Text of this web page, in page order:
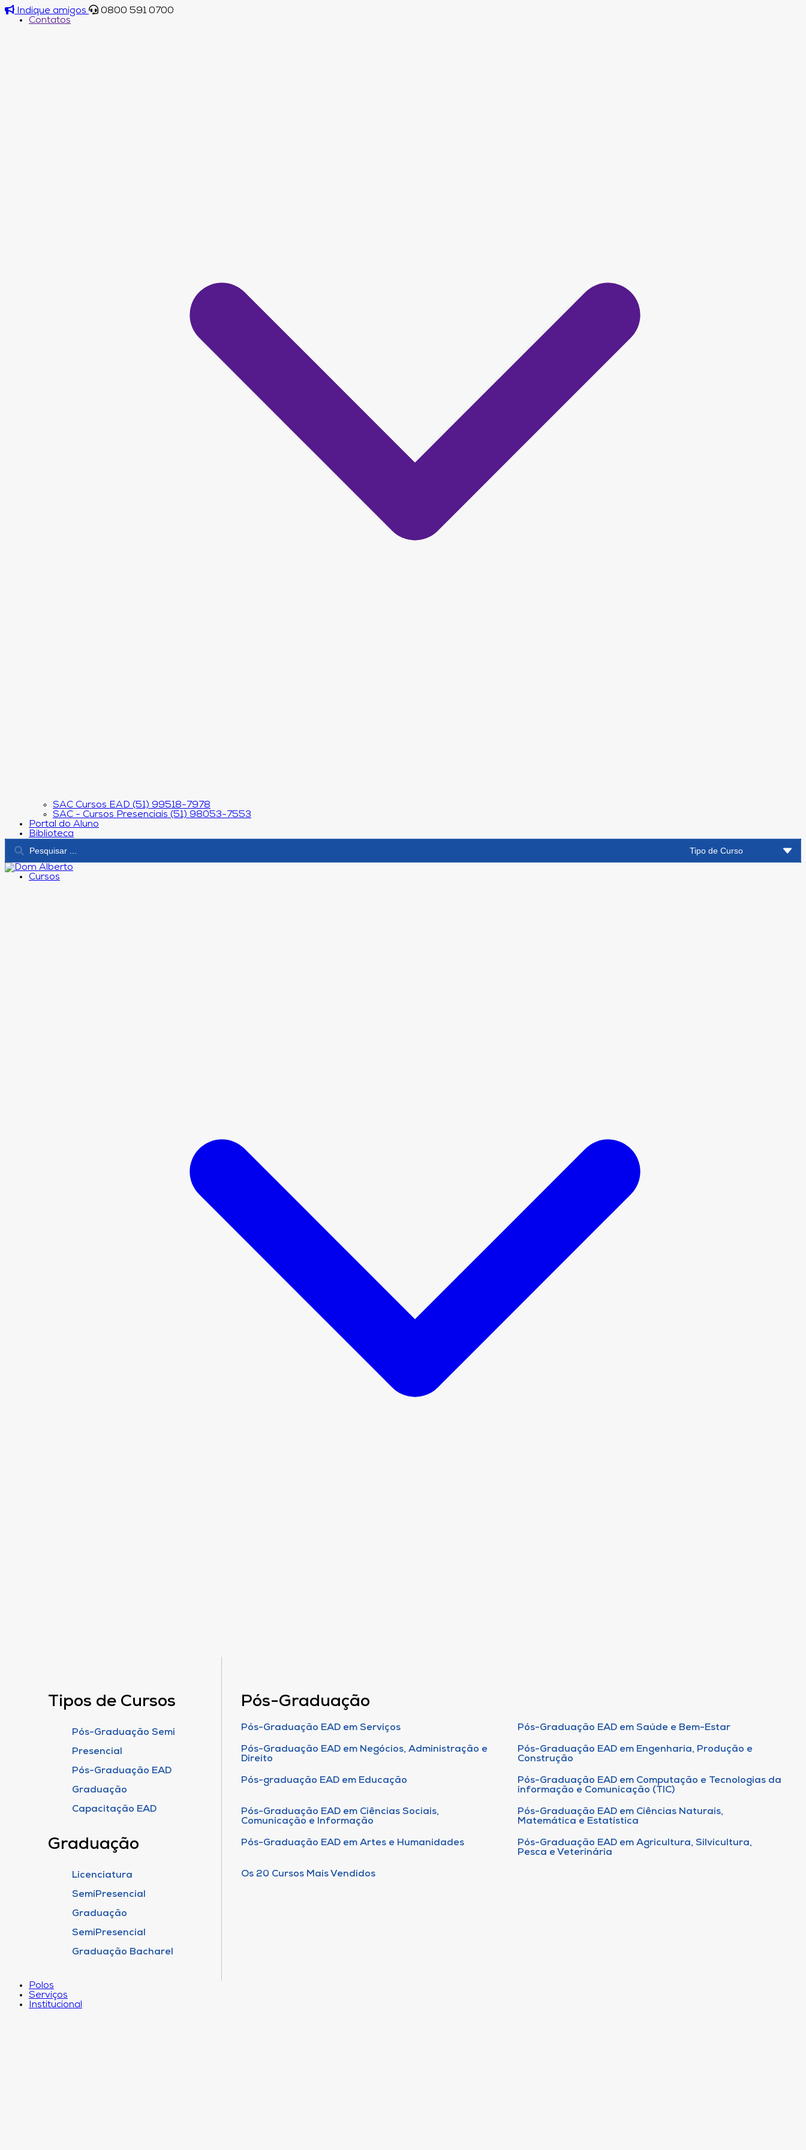
Indique amigos
0800 591 0700
Contatos
SAC Cursos EAD (51) 99518-7978
SAC - Cursos Presenciais (51) 98053-7553
Portal do Aluno
Biblioteca
Cursos
Tipos de Cursos
Pós-Graduação Semi
Presencial
Pós-Graduação EAD
Graduação
Capacitação EAD
Graduação
Licenciatura
SemiPresencial
Graduação
SemiPresencial
Graduação Bacharel
Pós-Graduação
Pós-Graduação EAD em Serviços Pós-Graduação EAD em Saúde e Bem-Estar
Pós-Graduação EAD em Negócios, Administração e
Direito
Pós-Graduação EAD em Engenharia, Produção e
Construção
Pós-graduação EAD em Educação
Pós-Graduação EAD em Computação e Tecnologias da
informação e Comunicação (TIC)
Pós-Graduação EAD em Ciências Sociais,
Comunicação e Informação
Pós-Graduação EAD em Ciências Naturais,
Matemática e Estatística
Pós-Graduação EAD em Artes e Humanidades
Pós-Graduação EAD em Agricultura, Silvicultura,
Pesca e Veterinária
Os 20 Cursos Mais Vendidos
Polos
Serviços
Institucional